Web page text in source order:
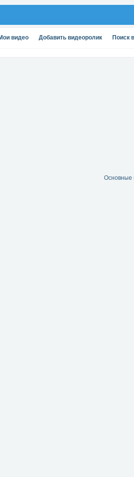
видео Добавить видеоролик Поиск
Основные